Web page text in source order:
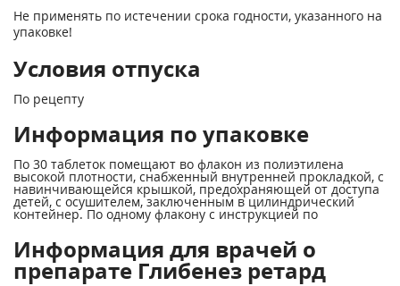
Не применять по истечении срока годности, указанного на
упаковке!
Условия отпуска
По рецепту
Информация по упаковке
По 30 таблеток помещают во флакон из полиэтилена
высокой плотности, снабженный внутренней прокладкой, с
навинчивающейся крышкой, предохраняющей от доступа
детей, с осушителем, заключенным в цилиндрический
контейнер. По одному флакону с инструкцией по
Информация для врачей о
препарате Глибенез ретард